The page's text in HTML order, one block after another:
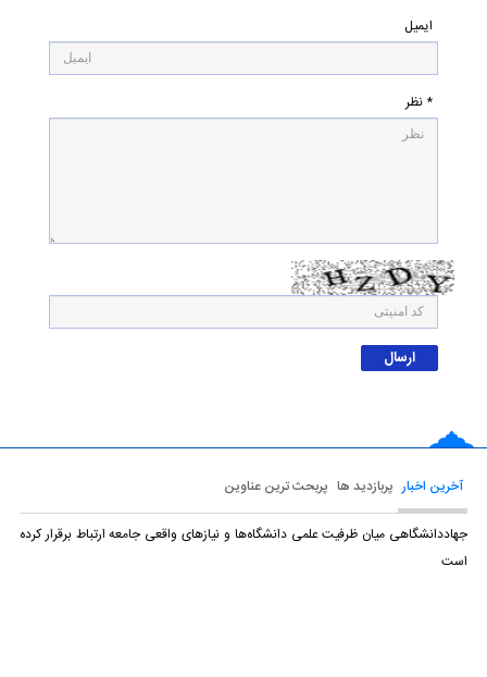
ایمیل
* نظر
آخرین اخبار پربازدید ها پربحث ترین عناوین
جهاددانشگاهی میان ظرفیت علمی دانشگاه‌ها و نیازهای واقعی جامعه ارتباط برقرار کرده
است